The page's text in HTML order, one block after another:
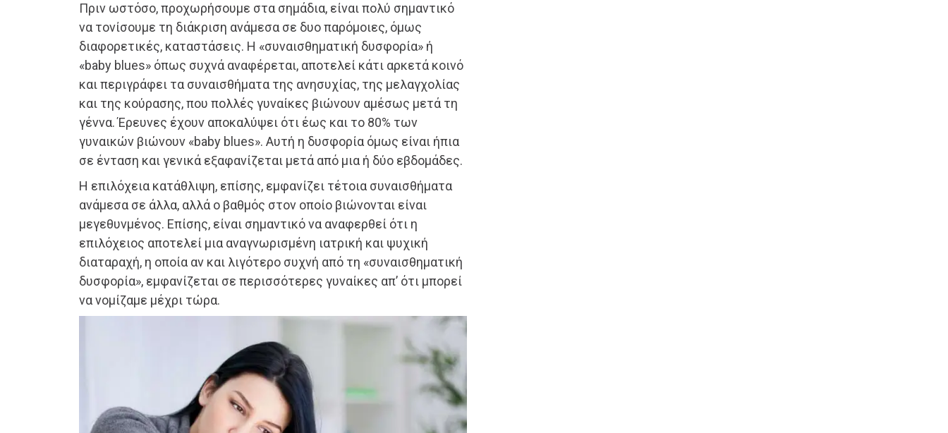
Πριν ωστόσο, προχωρήσουμε στα σημάδια, είναι πολύ σημαντικό
να τονίσουμε τη διάκριση ανάμεσα σε δυο παρόμοιες, όμως
διαφορετικές, καταστάσεις. Η «συναισθηματική δυσφορία» ή
«baby blues» όπως συχνά αναφέρεται, αποτελεί κάτι αρκετά κοινό
και περιγράφει τα συναισθήματα της ανησυχίας, της μελαγχολίας
και της κούρασης, που πολλές γυναίκες βιώνουν αμέσως μετά τη
γέννα. Έρευνες έχουν αποκαλύψει ότι έως και το 80% των
γυναικών βιώνουν «baby blues». Αυτή η δυσφορία όμως είναι ήπια
σε ένταση και γενικά εξαφανίζεται μετά από μια ή δύο εβδομάδες.
Η επιλόχεια κατάθλιψη, επίσης, εμφανίζει τέτοια συναισθήματα
ανάμεσα σε άλλα, αλλά ο βαθμός στον οποίο βιώνονται είναι
μεγεθυνμένος. Επίσης, είναι σημαντικό να αναφερθεί ότι η
επιλόχειος αποτελεί μια αναγνωρισμένη ιατρική και ψυχική
διαταραχή, η οποία αν και λιγότερο συχνή από τη «συναισθηματική
δυσφορία», εμφανίζεται σε περισσότερες γυναίκες απ’ ότι μπορεί
να νομίζαμε μέχρι τώρα.